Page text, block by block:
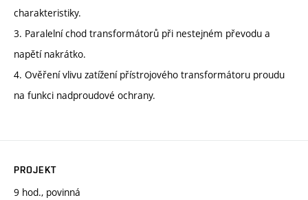
charakteristiky.
3. Paralelní chod transformátorů při nestejném převodu a
napětí nakrátko.
4. Ověření vlivu zatížení přístrojového transformátoru proudu
na funkci nadproudové ochrany.
PROJEKT
9 hod., povinná